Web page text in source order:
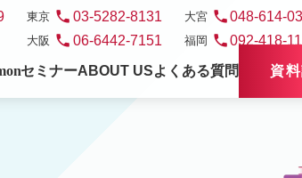
東京 phone 03-5282-8131 大宮 phone048-614-
大阪 phone 06-6442-7151 福岡 phone092-418-
セミナーABOUT USよくある質問 資